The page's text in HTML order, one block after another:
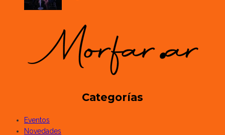
Categorías
Eventos
Novedades